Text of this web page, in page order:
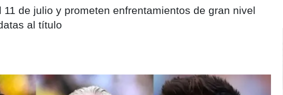
de julio y prometen enfrentamientos de gran nivel
al título